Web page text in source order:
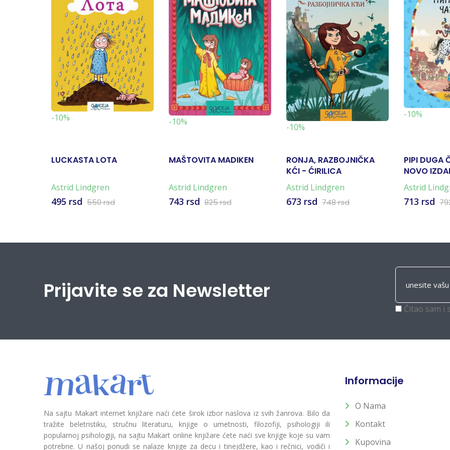
-10%
LUCKASTA LOTA
Astrid Lindgren
495 rsd 550 rsd
-10%
MAŠTOVITA MADIKEN
Astrid Lindgren
743 rsd 825 rsd
-10%
RONJA, RAZBOJNIČKA
KĆI - ĆIRILICA
Astrid Lindgren
673 rsd 748 rsd
-10%
PIPI DUGA
NOVO
Astrid
713 rsd
Prijavite se za Newsletter
Čitao sam i
Na sajtu Makart internet knjižare naći ćete širok izbor naslova iz svih žanrova. Bilo da
tražite beletristiku, stručnu literaturu, knjige o umetnosti, filozofiji, psihologiji ili
popularnoj psihologiji, na sajtu Makart online knjižare ćete naći sve knjige koje su vam
potrebne. U našoj ponudi se nalaze knjige za decu i tinejdžere, kao i rečnici, vodiči i
Informacije
O Nama
Kontakt
Kupovina